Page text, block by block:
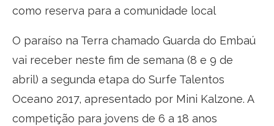
como reserva para a comunidade local
O paraíso na Terra chamado Guarda do Embaú
vai receber neste fim de semana (8 e 9 de
abril) a segunda etapa do Surfe Talentos
Oceano 2017, apresentado por Mini Kalzone. A
competição para jovens de 6 a 18 anos